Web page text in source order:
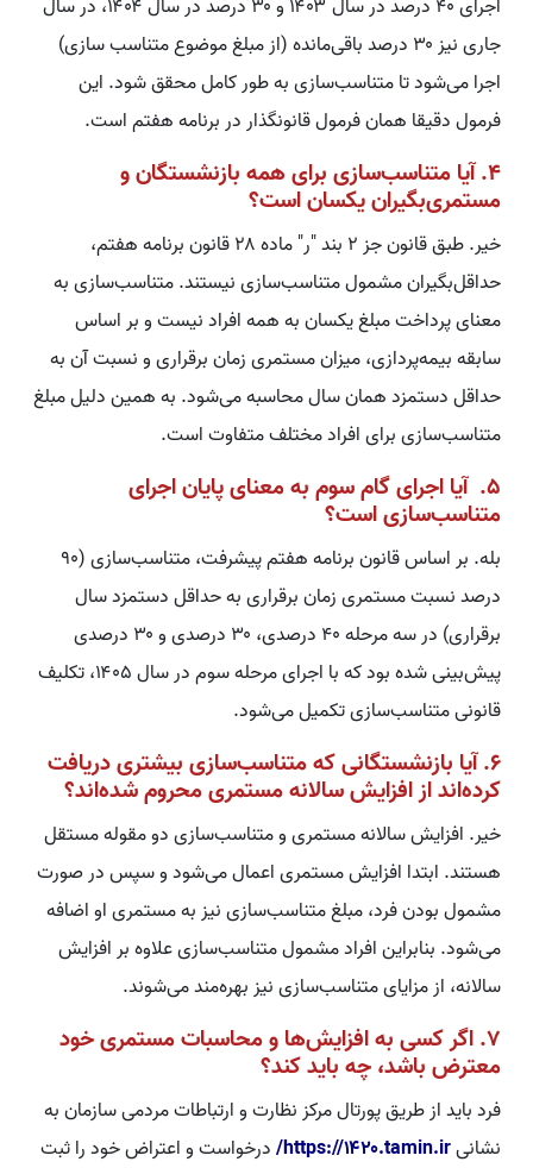
اجرای ۴۰ درصد در سال ۱۴۰۳ و ۳۰ درصد در سال ۱۴۰۴، در سال
جاری نیز ۳۰ درصد باقی‌مانده (از مبلغ موضوع متناسب سازی)
اجرا می‌شود تا متناسب‌سازی به طور کامل محقق شود. این
فرمول دقیقا همان فرمول قانونگذار در برنامه هفتم است.
۴. آیا متناسب‌سازی برای همه بازنشستگان و
مستمری‌بگیران یکسان است؟
خیر. طبق قانون جز ۲ بند "ر" ماده ۲۸ قانون برنامه هفتم،
حداقل‌بگیران مشمول متناسب‌سازی نیستند. متناسب‌سازی به
معنای پرداخت مبلغ یکسان به همه افراد نیست و بر اساس
سابقه بیمه‌پردازی، میزان مستمری زمان برقراری و نسبت آن به
حداقل دستمزد همان سال محاسبه می‌شود. به همین دلیل مبلغ
متناسب‌سازی برای افراد مختلف متفاوت است.
۵. آیا اجرای گام سوم به معنای پایان اجرای
متناسب‌سازی است؟
بله. بر اساس قانون برنامه هفتم پیشرفت، متناسب‌سازی (۹۰
درصد نسبت مستمری زمان برقراری به حداقل دستمزد سال
برقراری) در سه مرحله ۴۰ درصدی، ۳۰ درصدی و ۳۰ درصدی
پیش‌بینی شده بود که با اجرای مرحله سوم در سال ۱۴۰۵، تکلیف
قانونی متناسب‌سازی تکمیل می‌شود.
۶. آیا بازنشستگانی که متناسب‌سازی بیشتری دریافت
کرده‌اند از افزایش سالانه مستمری محروم شده‌اند؟
خیر. افزایش سالانه مستمری و متناسب‌سازی دو مقوله مستقل
هستند. ابتدا افزایش مستمری اعمال می‌شود و سپس در صورت
مشمول بودن فرد، مبلغ متناسب‌سازی نیز به مستمری او اضافه
می‌شود. بنابراین افراد مشمول متناسب‌سازی علاوه بر افزایش
سالانه، از مزایای متناسب‌سازی نیز بهره‌مند می‌شوند.
۷. اگر کسی به افزایش‌ها و محاسبات مستمری خود
معترض باشد، چه باید کند؟
فرد باید از طریق پورتال مرکز نظارت و ارتباطات مردمی سازمان به
نشانیhttps://۱۴۲۰.tamin.ir/ درخواست و اعتراض خود را ثبت